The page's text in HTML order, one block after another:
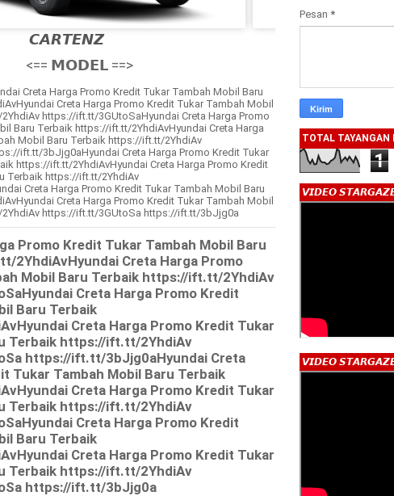
𝘾𝘼𝙍𝙏𝙀𝙉𝙕
<== 𝗠𝗢𝗗𝗘𝗟 ==>
Creta Harga Promo Kredit Tukar Tambah Mobil Baru
Creta Harga Promo Kredit Tukar Tambah Mobil
https://ift.tt/3GUtoSaHyundai Creta Harga Promo
Baru Terbaik https://ift.tt/2YhdiAvHyundai Creta Harga
Mobil Baru Terbaik https://ift.tt/2YhdiAv
ift.tt/3bJjg0aHyundai Creta Harga Promo Kredit Tukar
https://ift.tt/2YhdiAvHyundai Creta Harga Promo Kredit
Terbaik https://ift.tt/2YhdiAv
Creta Harga Promo Kredit Tukar Tambah Mobil Baru
Creta Harga Promo Kredit Tukar Tambah Mobil
https://ift.tt/3GUtoSa https://ift.tt/3bJjg0a
Promo Kredit Tukar Tambah Mobil Baru
2YhdiAvHyundai Creta Harga Promo
Mobil Baru Terbaik https://ift.tt/2YhdiAv
Creta Harga Promo Kredit
Baru Terbaik
Creta Harga Promo Kredit Tukar
Terbaik https://ift.tt/2YhdiAv
https://ift.tt/3bJjg0aHyundai Creta
Tukar Tambah Mobil Baru Terbaik
Creta Harga Promo Kredit Tukar
Terbaik https://ift.tt/2YhdiAv
Creta Harga Promo Kredit
Baru Terbaik
Creta Harga Promo Kredit Tukar
Terbaik https://ift.tt/2YhdiAv
https://ift.tt/3bJjg0a
Pesan *
TOTAL TAYANGAN
1
𝙑𝙄𝘿𝙀𝙊
𝙑𝙄𝘿𝙀𝙊